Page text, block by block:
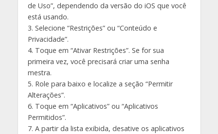
de Uso”, dependendo da versão do iOS que você
está usando.
3. Selecione “Restrições” ou “Conteúdo e
Privacidade”.
4. Toque em “Ativar Restrições”. Se for sua
primeira vez, você precisará criar uma senha
mestra.
5. Role para baixo e localize a seção “Permitir
Alterações”.
6. Toque em “Aplicativos” ou “Aplicativos
Permitidos”.
7. A partir da lista exibida, desative os aplicativos